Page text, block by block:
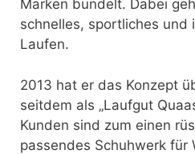
Marken bündelt. Dabei
schnelles, sportliches und
Laufen.
2013 hat er das Konzept
seitdem als „Laufgut
Kunden sind zum einen
passendes Schuhwerk für